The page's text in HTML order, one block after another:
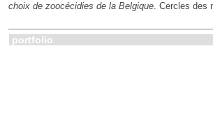
choix de zoocécidies de la Belgique. Cercles des
portfolio